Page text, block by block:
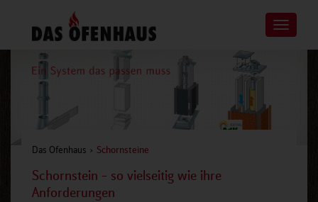
Toggle
Das Ofenhaus Schornsteine
Schornstein – so vielseitig wie ihre
Anforderungen